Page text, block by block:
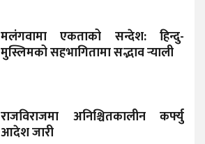
मलंगवामा एकताको सन्देश: हिन्दु-
मुस्लिमको सहभागितामा सद्भाव र्‍याली
राजविराजमा अनिश्चितकालीन कर्फ्यु
आदेश जारी